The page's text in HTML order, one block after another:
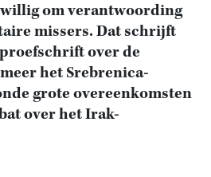
om verantwoording
missers. Dat schrijft
over de
het Srebrenica-
grote overeenkomsten
over het Irak-